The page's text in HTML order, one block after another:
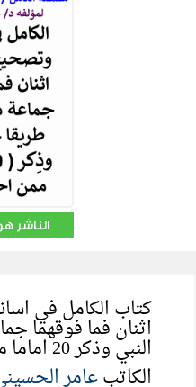
الناشر
كتاب الكامل في
النبي وذكر 20 اماما ممن احتجوا به
الكاتبعامر